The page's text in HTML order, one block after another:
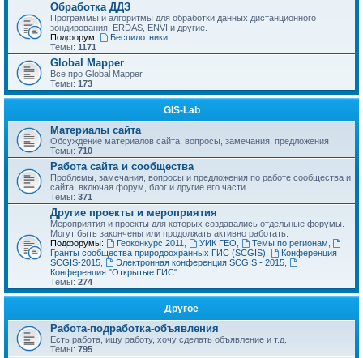
Обработка ДДЗ
Программы и алгоритмы для обработки данных дистанционного
зондирования: ERDAS, ENVI и другие.
Подфорум:
Беспилотники
Темы: 1171
Global Mapper
Все про Global Mapper
Темы: 173
GIS-Lab
Материалы сайта
Обсуждение материалов сайта: вопросы, замечания, предложения
Темы: 710
Работа сайта и сообщества
Проблемы, замечания, вопросы и предложения по работе сообщества и
сайта, включая форум, блог и другие его части.
Темы: 371
Другие проекты и мероприятия
Мероприятия и проекты для которых создавались отдельные форумы.
Могут быть закончены или продолжать активно работать.
Подфорумы:
Геоконкурс 2011 УИК ГЕО Темы по регионам
Гранты сообщества природоохранных ГИС (SCGIS)
Конференция
SCGIS-2015
Электронная конференция SCGIS - 2015,
Конференция "Открытые ГИС"
Темы: 274
Другое
Работа-подработка-объявления
Есть работа, ищу работу, хочу сделать объявление и т.д.
Темы: 795